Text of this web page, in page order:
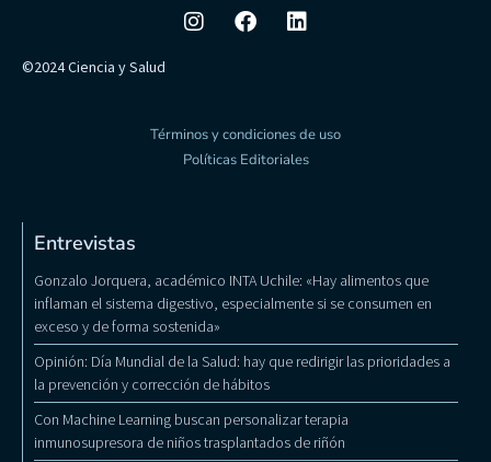
©2024 Ciencia y Salud
Términos y condiciones de uso
Políticas Editoriales
Entrevistas
Gonzalo Jorquera, académico INTA Uchile: «Hay alimentos que
inflaman el sistema digestivo, especialmente si se consumen en
exceso y de forma sostenida»
Opinión: Día Mundial de la Salud: hay que redirigir las prioridades a
la prevención y corrección de hábitos
Con Machine Learning buscan personalizar terapia
inmunosupresora de niños trasplantados de riñón